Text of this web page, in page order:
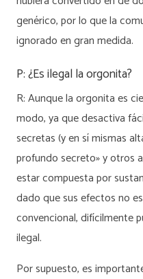
genérico, por lo que la
ignorado en gran medida.
P: ¿Es ilegal la orgonita?
R: Aunque la orgonita es
modo, ya que desactiva
secretas (y en sí mismas
profundo secreto» y otros
estar compuesta por
dado que sus efectos no
convencional, difícilmente
ilegal.
Por supuesto, es